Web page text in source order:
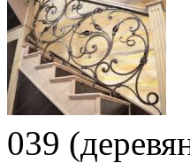
039